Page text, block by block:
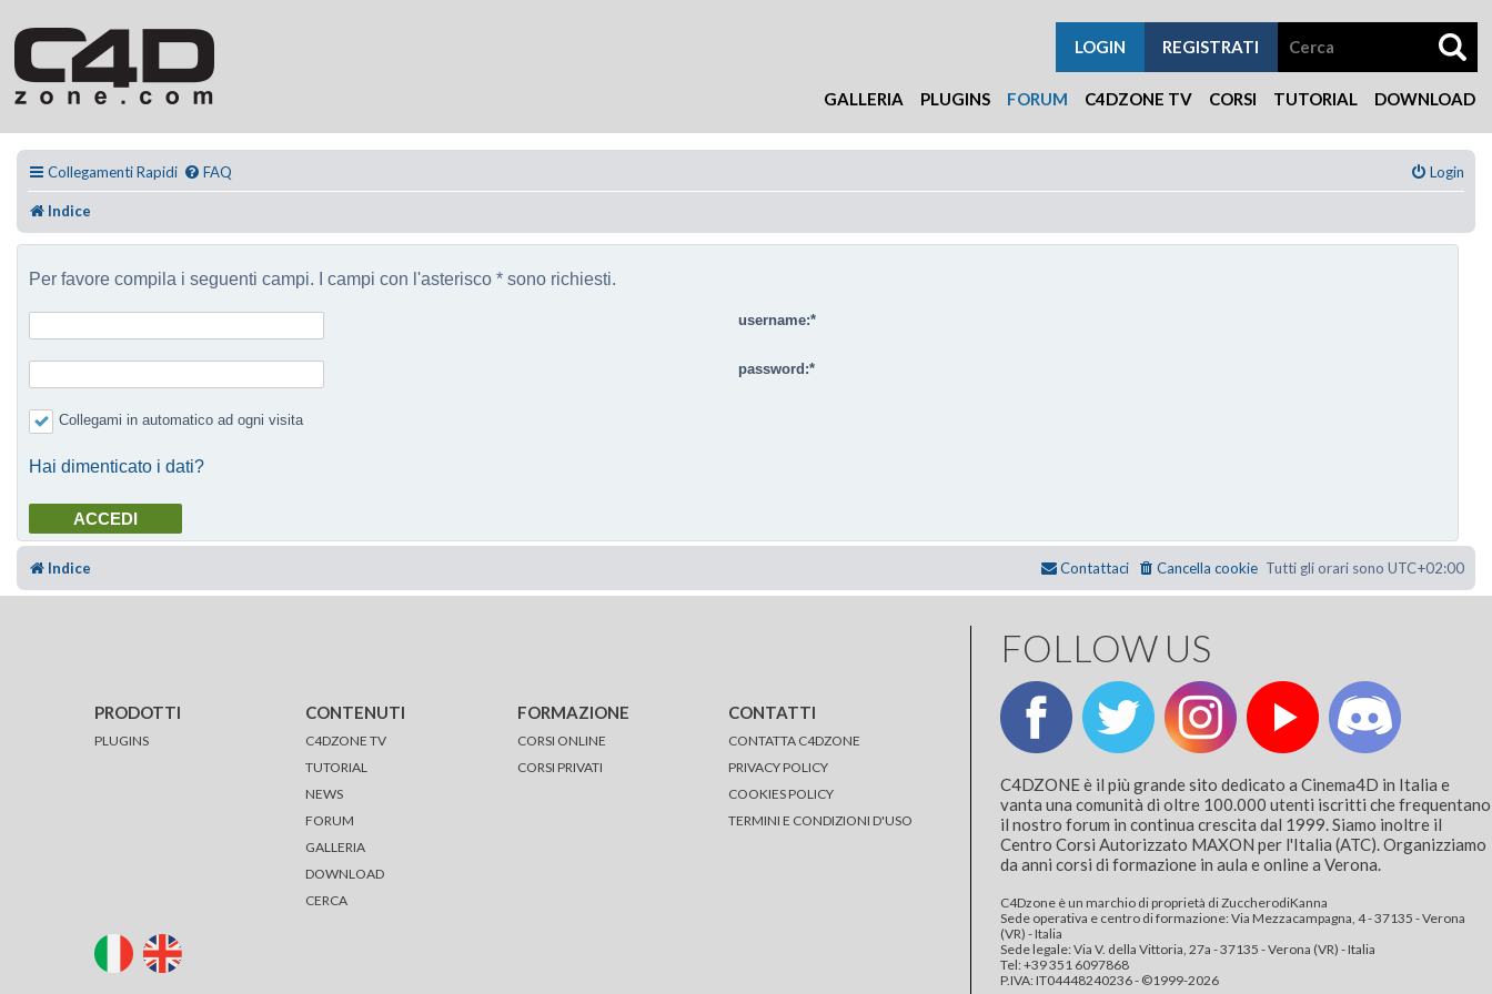
GALLERIA PLUGINS FORUM C4DZONE TV CORSI TUTORIAL DOWNLOAD
REGISTRATI
LOGIN
Collegamenti Rapidi FAQ Login
Indice
Per favore compila i seguenti campi. I campi con l'asterisco * sono richiesti.
username:
password:
Collegami in automatico ad ogni visita
Hai dimenticato i dati?
Indice Tutti gli orari sono UTC+02:00
Cancella cookie
Contattaci
PRODOTTI
PLUGINS
CONTENUTI
C4DZONE TV
TUTORIAL
NEWS
FORUM
GALLERIA
DOWNLOAD
CERCA
FORMAZIONE
CORSI ONLINE
CORSI PRIVATI
CONTATTI
CONTATTA C4DZONE
PRIVACY POLICY
COOKIES POLICY
TERMINI E CONDIZIONI D'USO
FOLLOW US
C4DZONE è il più grande sito dedicato a Cinema4D in Italia e
vanta una comunità di oltre 100.000 utenti iscritti che frequentano
il nostro forum in continua crescita dal 1999. Siamo inoltre il
Centro Corsi Autorizzato MAXON per l'Italia (ATC). Organizziamo
da anni corsi di formazione in aula e online a Verona.
C4Dzone è un marchio di proprietà di ZuccherodiKanna
Sede operativa e centro di formazione: Via Mezzacampagna, 4 - 37135 - Verona
(VR) - Italia
Sede legale: Via V. della Vittoria, 27a - 37135 - Verona (VR) - Italia
Tel: +39 351 6097868‬
P.IVA: IT04448240236 - ©1999-2026